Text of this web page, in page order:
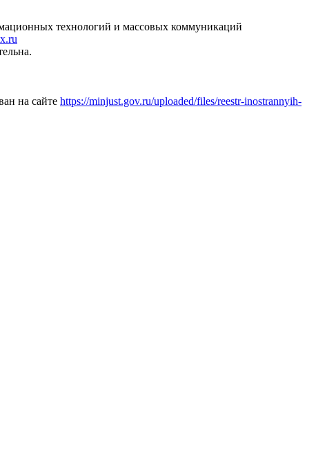
технологий и массовых коммуникаций
на сайте https://minjust.gov.ru/uploaded/files/reestr-inostrannyih-